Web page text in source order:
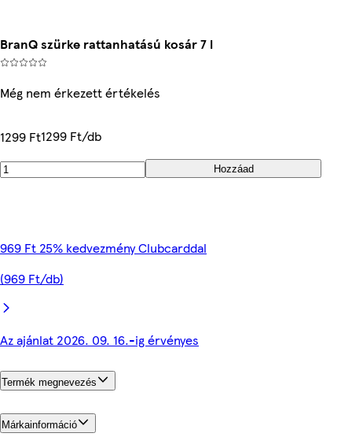
BranQ szürke rattanhatású kosár 7 l
Még nem érkezett értékelés
1299 Ft1299 Ft/db
Hozzáad
969 Ft 25% kedvezmény Clubcarddal
(969 Ft/db)
Az ajánlat 2026. 09. 16.-ig érvényes
Termék megnevezés
Márkainformáció